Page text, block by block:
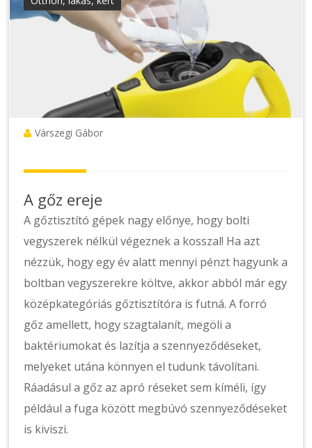
Várszegi Gábor
A gőz ereje
A gőztisztító gépek nagy előnye, hogy bolti
vegyszerek nélkül végeznek a kosszal! Ha azt
nézzük, hogy egy év alatt mennyi pénzt hagyunk a
boltban vegyszerekre költve, akkor abból már egy
középkategóriás gőztisztítóra is futná. A forró
gőz amellett, hogy szagtalanít, megöli a
baktériumokat és lazítja a szennyeződéseket,
melyeket utána könnyen el tudunk távolítani.
Ráadásul a gőz az apró réseket sem kíméli, így
például a fuga között megbúvó szennyeződéseket
is kiviszi.